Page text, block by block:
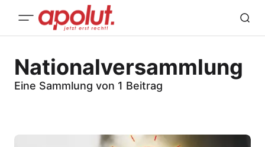
Nationalversammlung
Eine Sammlung von 1 Beitrag